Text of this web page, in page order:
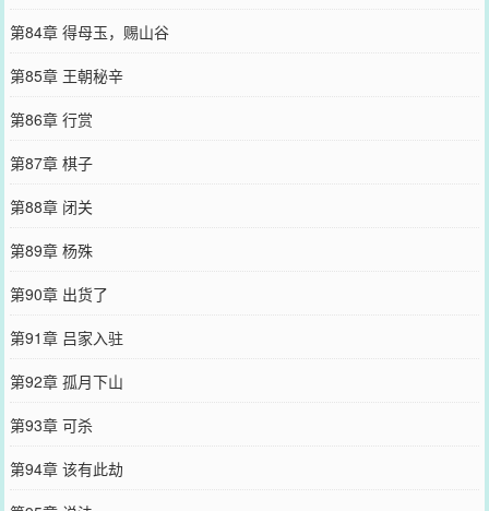
第84章 得母玉，赐山谷
第85章 王朝秘辛
第86章 行赏
第87章 棋子
第88章 闭关
第89章 杨殊
第90章 出货了
第91章 吕家入驻
第92章 孤月下山
第93章 可杀
第94章 该有此劫